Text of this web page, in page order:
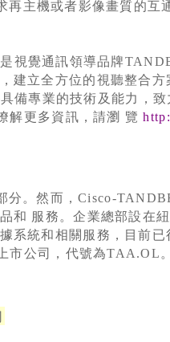
再主機或者影像畫質的互
視覺通訊領導品牌
建立全方位的視聽整合
具備專業的技術及能力，
解更多資訊，請瀏 覽
分。然而，Cisco-
和 服務。企業總部設在
系統和相關服務，目前
市公司，代號為TAA.OL